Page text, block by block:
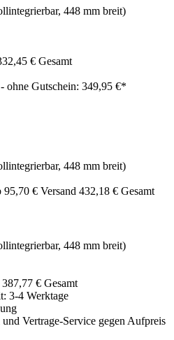
448 mm breit)
€ Gesamt
ohne Gutschein: 349,95 €*
448 mm breit)
95,70 € Versand 432,18 € Gesamt
448 mm breit)
387,77 € Gesamt
3-4 Werktage
Vertrage-Service gegen Aufpreis